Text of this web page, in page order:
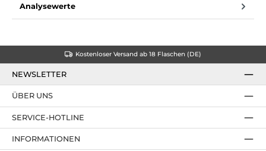
Analysewerte
Kostenloser Versand ab 18 Flaschen (DE)
NEWSLETTER
SERVICE-HOTLINE
ÜBER UNS
INFORMATIONEN